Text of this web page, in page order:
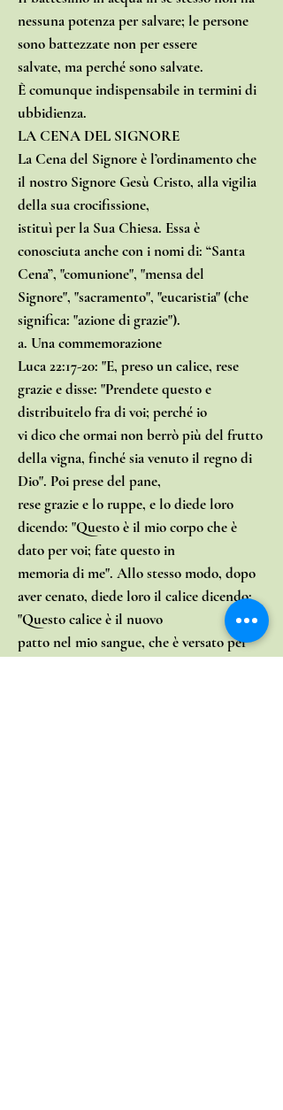
nessuna potenza per salvare; le persone
sono battezzate non per essere
salvate, ma perché sono salvate.
È comunque indispensabile in termini di
ubbidienza.
LA CENA DEL SIGNORE
La Cena del Signore è l’ordinamento che
il nostro Signore Gesù Cristo, alla vigilia
della sua crocifissione,
istituì per la Sua Chiesa. Essa è
conosciuta anche con i nomi di: “Santa
Cena”, "comunione", "mensa del
Signore", "sacramento", "eucaristia" (che
significa: "azione di grazie").
a. Una commemorazione
Luca 22:17-20: "E, preso un calice, rese
grazie e disse: "Prendete questo e
distribuitelo fra di voi; perché io
vi dico che ormai non berrò più del frutto
della vigna, finché sia venuto il regno di
Dio". Poi prese del pane,
rese grazie e lo ruppe, e lo diede loro
dicendo: "Questo è il mio corpo che è
dato per voi; fate questo in
memoria di me". Allo stesso modo, dopo
aver cenato, diede loro il calice dicendo:
"Questo calice è il nuovo
patto nel mio sangue, che è versato per